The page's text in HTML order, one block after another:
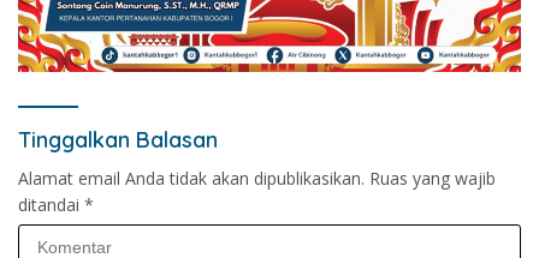
Tinggalkan Balasan
Alamat email Anda tidak akan dipublikasikan. Ruas yang wajib
ditandai *